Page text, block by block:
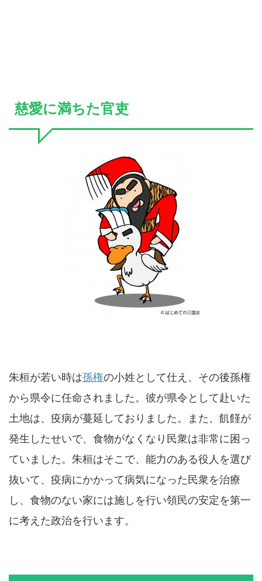
慈愛に満ちた官吏
朱桓が若い時は孫権の小姓として仕え、その後孫権
から県令に任命されました。彼が県令として赴いた
土地は、疫病が蔓延しておりました。また、飢饉が
発生したせいで、食物がなくなり民衆は非常に困っ
ていました。朱桓はそこで、能力のある役人を選び
抜いて、疫病にかかって病気になった民衆を治療
し、食物のない家には施しを行い領民の安定を第一
に考えた政治を行います。